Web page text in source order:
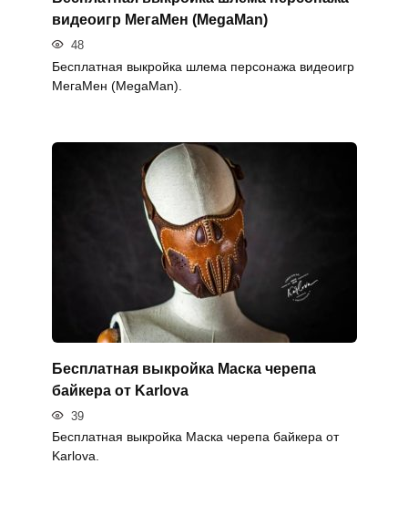
видеоигр МегаМен (MegaMan)
48
Бесплатная выкройка шлема персонажа видеоигр
МегаМен (MegaMan).
Бесплатная выкройка Маска черепа
байкера от Karlova
39
Бесплатная выкройка Маска черепа байкера от
Karlova.